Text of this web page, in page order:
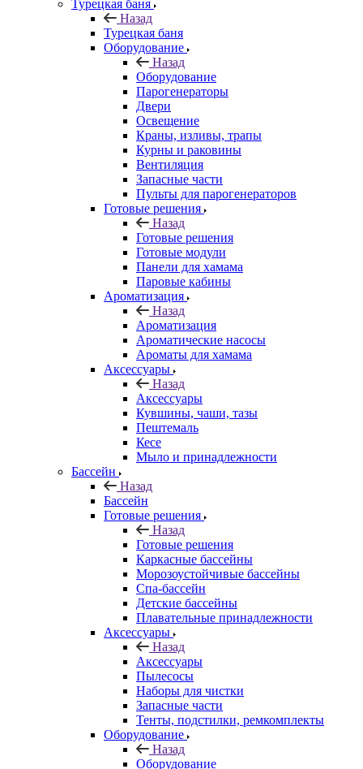
Турецкая баня
Назад
Турецкая баня
Оборудование
Назад
Оборудование
Парогенераторы
Двери
Освещение
Краны, изливы, трапы
Курны и раковины
Вентиляция
Запасные части
Пульты для парогенераторов
Готовые решения
Назад
Готовые решения
Готовые модули
Панели для хамама
Паровые кабины
Ароматизация
Назад
Ароматизация
Ароматические насосы
Ароматы для хамама
Аксессуары
Назад
Аксессуары
Кувшины, чаши, тазы
Пештемаль
Кесе
Мыло и принадлежности
Бассейн
Назад
Бассейн
Готовые решения
Назад
Готовые решения
Каркасные бассейны
Морозоустойчивые бассейны
Спа-бассейн
Детские бассейны
Плавательные принадлежности
Аксессуары
Назад
Аксессуары
Пылесосы
Наборы для чистки
Запасные части
Тенты, подстилки, ремкомплекты
Оборудование
Назад
Оборудование